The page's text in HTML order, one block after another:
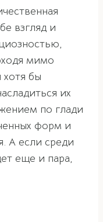
взгляд и
мимо
хотя бы
их
по глади
форм и
А если среди
еще и пара,